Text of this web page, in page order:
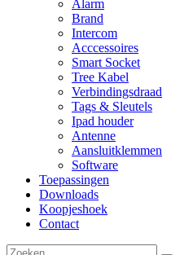
Alarm
Brand
Intercom
Acccessoires
Smart Socket
Tree Kabel
Verbindingsdraad
Tags & Sleutels
Ipad houder
Antenne
Aansluitklemmen
Software
Toepassingen
Downloads
Koopjeshoek
Contact